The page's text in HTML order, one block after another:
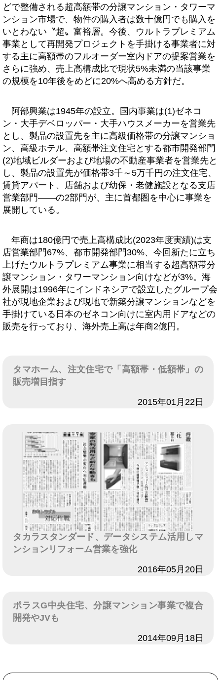
どで整備される超高額帯の分譲マンション・タワーマ
ンション市場で、物件の購入者は数十億円でも購入を
いとわない〝超〟富裕層。今後、ウルトラプレミアム
事業として再開発プロジェクトを手掛ける事業者に対
する主に高額帯のフルオーダー室内ドアの提案営業を
さらに強め、売上高構成比で現状5%未満の当該事業
の規模を10年後をめどに20%へ高める方針だ。
阿部興業は1945年の設立。国内事業は(1)ゼネコ
ン・大手デベロッパー・大手ハウスメーカーを営業先
とし、製品の設置先を主に高級価格帯の分譲マンショ
ン、高級ホテル、高額帯注文住宅とする都市開発部門
(2)地域ビルダーおよび地場の不動産事業者を営業先と
し、製品の設置先が価格帯3千～5万千円の注文住宅、
賃貸アパート、店舗および幼保・老健施設となる支店
営業部門――の2部門が、主に首都圏を中心に事業を
展開している。
年商は180億円で売上高構成比(2023年度実績)は支
店営業部門67%、都市開発部門30%、今回新たに立ち
上げたウルトラプレミアム事業に相当する超高額帯分
譲マンション・タワーマンション向けなどが3%。海
外展開は1996年にインドネシアで設立したグループ会
社が現地企業および現地で新築分譲マンションなどを
手掛けている日本のゼネコン向けに室内用ドアなどの
販売を行っており、海外売上高は年商2億円。
タマホーム、注文住宅で「高額帯・低額帯」の
販売増目指す
2015年01月22日
タカラスタンダード、データシステム活用しマ
ンションリフォーム営業を強化
2016年05月20日
ポラスG中央住宅、分譲マンション事業で複合
開発やJVも
2014年09月18日